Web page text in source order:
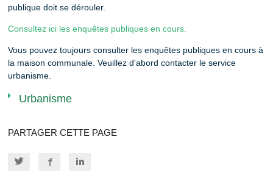
publique doit se dérouler.
Consultez ici les enquêtes publiques en cours.
Vous pouvez toujours consulter les enquêtes publiques en cours à
la maison communale. Veuillez d'abord contacter le service
urbanisme.
Urbanisme
PARTAGER CETTE PAGE